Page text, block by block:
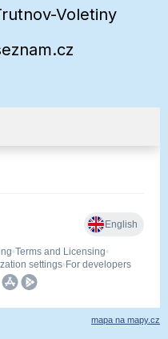
Voletiny
mapa na mapy.cz